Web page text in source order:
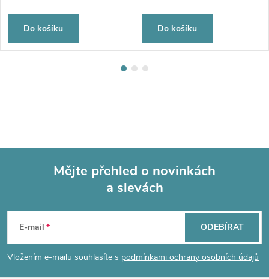
Do košíku Do košíku
p
Mějte přehled o novinkách
a slevách
E-mail
Vložením e-mailu souhlasíte s podmínkami ochrany osobních údajů
ODEBÍRAT